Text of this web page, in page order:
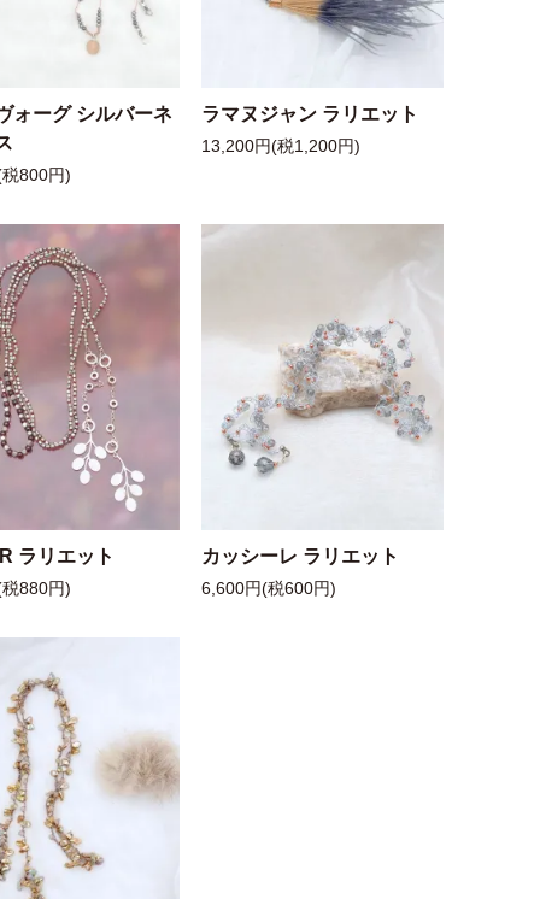
ォーグ シルバーネ
800円)
ラマヌジャン ラリエット
13,200円(税1,200円)
ラリエット
880円)
カッシーレ ラリエット
6,600円(税600円)